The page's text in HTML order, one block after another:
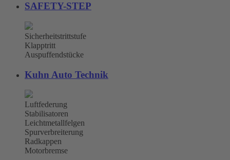
SAFETY-STEP
Sicherheitstrittstufe
Klapptritt
Auspuffendstücke
Kuhn Auto Technik
Luftfederung
Stabilisatoren
Leichtmetallfelgen
Spurverbreiterung
Radkappen
Motorbremse